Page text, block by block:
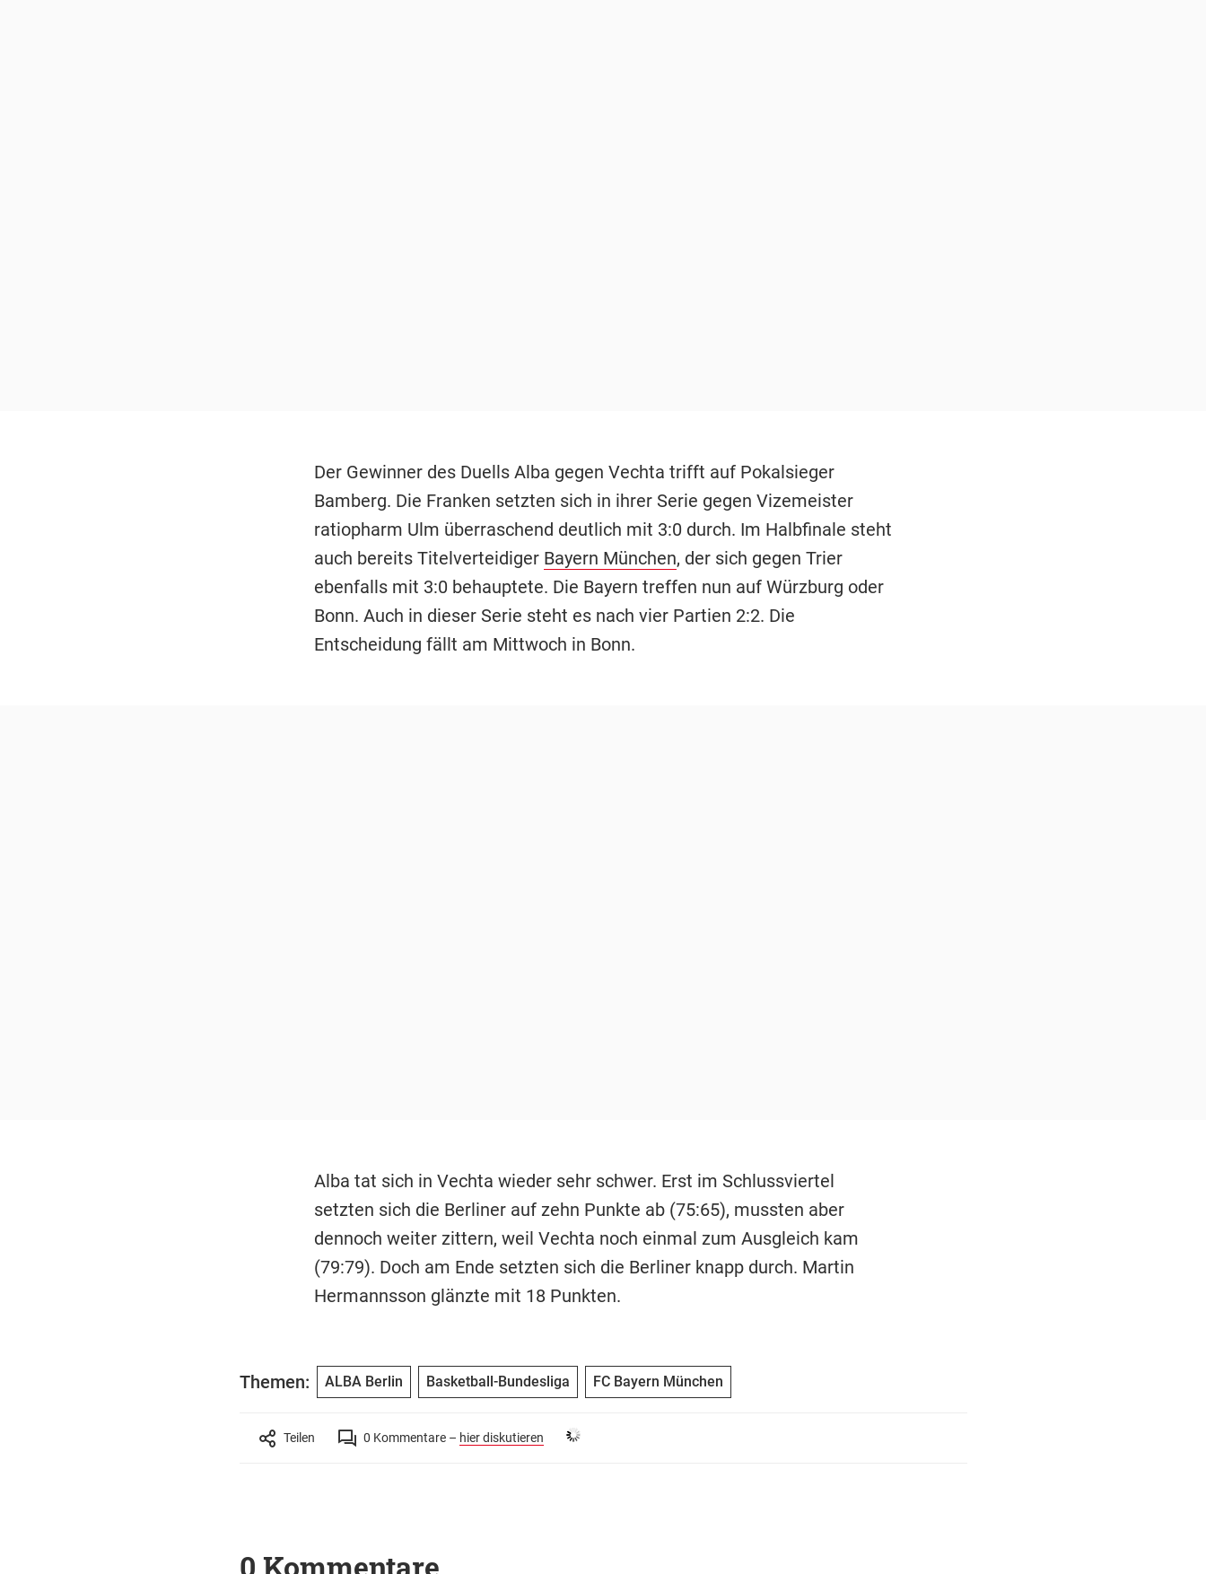
Der Gewinner des Duells Alba gegen Vechta trifft auf Pokalsieger
Bamberg. Die Franken setzten sich in ihrer Serie gegen Vizemeister
ratiopharm Ulm überraschend deutlich mit 3:0 durch. Im Halbfinale steht
auch bereits Titelverteidiger Bayern München, der sich gegen Trier
ebenfalls mit 3:0 behauptete. Die Bayern treffen nun auf Würzburg oder
Bonn. Auch in dieser Serie steht es nach vier Partien 2:2. Die
Entscheidung fällt am Mittwoch in Bonn.
Alba tat sich in Vechta wieder sehr schwer. Erst im Schlussviertel
setzten sich die Berliner auf zehn Punkte ab (75:65), mussten aber
dennoch weiter zittern, weil Vechta noch einmal zum Ausgleich kam
(79:79). Doch am Ende setzten sich die Berliner knapp durch. Martin
Hermannsson glänzte mit 18 Punkten.
Themen: ALBA Berlin Basketball-Bundesliga FC Bayern München
Teilen 0 Kommentare – hier diskutieren
0 Kommentare